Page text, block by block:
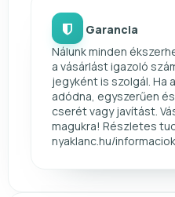
Garancia
Nálunk minden
a vásárlást igazoló
jegyként is szolgál. Ha
adódna, egyszerűen
cserét vagy javítást.
magukra! Részletes
nyaklanc.hu/informaciok